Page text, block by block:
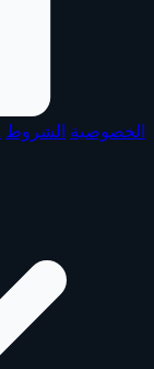
الخصوصية الشروط